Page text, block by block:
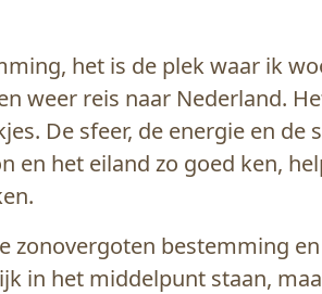
het is de plek waar ik
weer reis naar Nederland.
De sfeer, de energie en
het eiland zo goed ken,
bestemming
in het middelpunt staan,